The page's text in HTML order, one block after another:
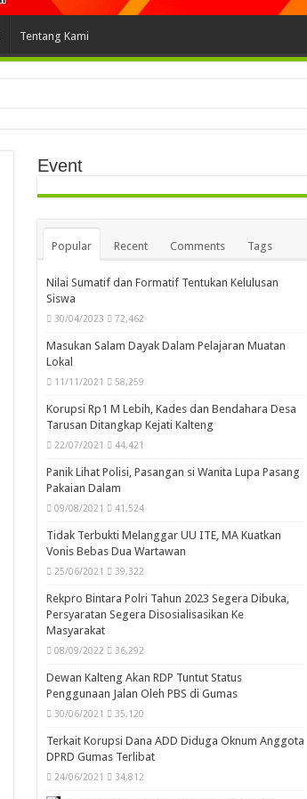
Tentang Kami
Event
Popular Recent Comments Tags
Nilai Sumatif dan Formatif Tentukan Kelulusan
Siswa
30/04/2023 72,462
Masukan Salam Dayak Dalam Pelajaran Muatan
Lokal
11/11/2021 58,259
Korupsi Rp1 M Lebih, Kades dan Bendahara Desa
Tarusan Ditangkap Kejati Kalteng
22/07/2021 44,421
Panik Lihat Polisi, Pasangan si Wanita Lupa Pasang
Pakaian Dalam
09/08/2021 41,524
Tidak Terbukti Melanggar UU ITE, MA Kuatkan
Vonis Bebas Dua Wartawan
25/06/2021 39,322
Rekpro Bintara Polri Tahun 2023 Segera Dibuka,
Persyaratan Segera Disosialisasikan Ke
Masyarakat
08/09/2022 36,292
Dewan Kalteng Akan RDP Tuntut Status
Penggunaan Jalan Oleh PBS di Gumas
30/06/2021 35,120
Terkait Korupsi Dana ADD Diduga Oknum Anggota
DPRD Gumas Terlibat
24/06/2021 34,812